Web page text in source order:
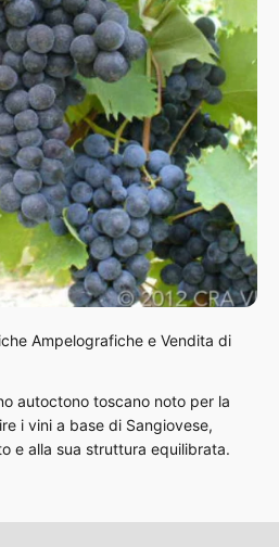
Ampelografiche e Vendita di
autoctono toscano noto per la
i vini a base di Sangiovese,
e alla sua struttura equilibrata.